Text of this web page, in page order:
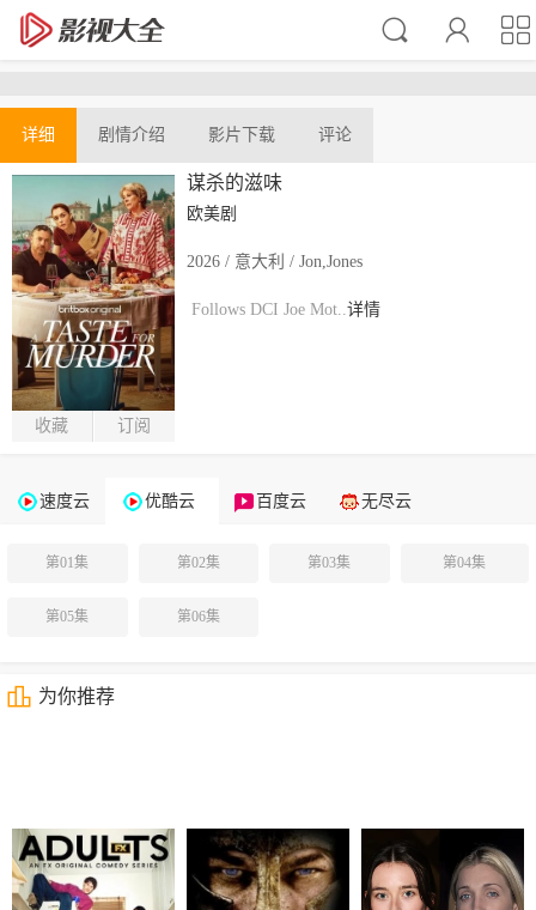
详细 剧情介绍 影片下载 评论
收藏 订阅
谋杀的滋味
欧美剧
2026 / 意大利 / Jon,Jones
Follows DCI Joe Mot..详情
速度云 优酷云 百度云 无尽云
第01集 第02集 第03集 第04集
第05集 第06集
为你推荐